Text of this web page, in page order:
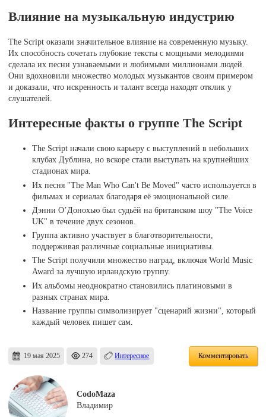
Влияние на музыкальную индустрию
The Script оказали значительное влияние на современную музыку.
Их способность сочетать глубокие тексты с мощными мелодиями
сделала их песни узнаваемыми и любимыми миллионами людей.
Они вдохновили множество молодых музыкантов своим примером
и доказали, что искренность и талант всегда находят отклик у
слушателей.
Интересные факты о группе The Script
The Script начали свою карьеру с выступлений в небольших
клубах Дублина, но вскоре стали выступать на крупнейших
стадионах мира.
Их песня "The Man Who Can't Be Moved" часто используется в
фильмах и сериалах благодаря её эмоциональной силе.
Дэнни О’Донохью был судьёй на британском шоу "The Voice
UK" в течение двух сезонов.
Группа активно участвует в благотворительности,
поддерживая различные социальные инициативы.
The Script получили множество наград, включая World Music
Award за лучшую ирландскую группу.
Их альбомы неоднократно становились платиновыми в
разных странах мира.
Название группы символизирует "сценарий жизни", который
каждый человек пишет сам.
19 мая 2025 274 Интересное Комментировать
CodoMaza
Владимир